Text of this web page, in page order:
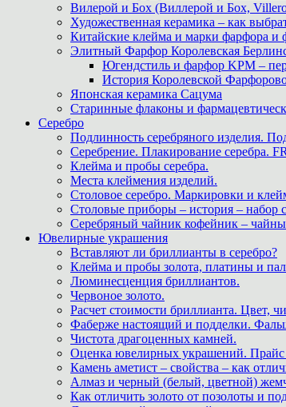
Вилерой и Бох (Виллерой и Бох,
Художественная керамика – как
Китайские клейма и марки фарфора и
Элитный Фарфор Королевская
Югендстиль и фарфор KPM –
История Королевской
Японская керамика Сацума
Старинные флаконы и
Серебро
Подлинность серебряного изделия.
Серебрение. Плакирование серебра.
Клейма и пробы серебра.
Места клеймения изделий.
Столовое серебро. Маркировки и
Столовые приборы – история – набор
Серебряный чайник кофейник –
Ювелирные украшения
Вставляют ли бриллианты в серебро?
Клейма и пробы золота, платины и
Люминесценция бриллиантов.
Червоное золото.
Расчет стоимости бриллианта. Цвет,
Фаберже настоящий и подделки.
Чистота драгоценных камней.
Оценка ювелирных украшений. Прайс
Камень аметист – свойства – как
Алмаз и черный (белый, цветной)
Как отличить золото от позолоты и